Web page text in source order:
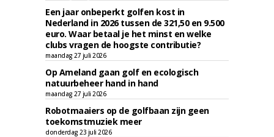
Een jaar onbeperkt golfen kost in
Nederland in 2026 tussen de 321,50 en 9.500
euro. Waar betaal je het minst en welke
clubs vragen de hoogste contributie?
maandag 27 juli 2026
Op Ameland gaan golf en ecologisch
natuurbeheer hand in hand
maandag 27 juli 2026
Robotmaaiers op de golfbaan zijn geen
toekomstmuziek meer
donderdag 23 juli 2026